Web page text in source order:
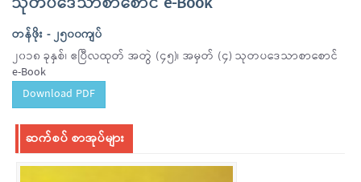
တန်ဖိုး - ၂၅၀၀ကျပ်
၂၀၁၈ ခုနှစ်၊ ဧပြီလထုတ် အတွဲ (၄၅)၊ အမှတ် (၄) သုတပဒေသာစာစောင်
e-Book
Download PDF
ဆက်စပ် စာအုပ်များ